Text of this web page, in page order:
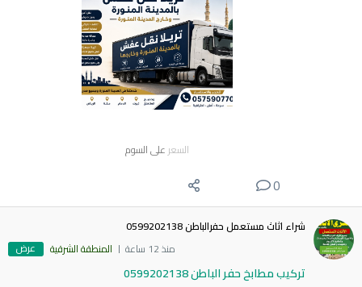
السعر على السوم
0
شراء اثاث مستعمل حفرالباطن 0599202138
منذ 12 ساعة
المنطقة الشرقية عرض
تركيب مطابخ حفر الباطن 0599202138